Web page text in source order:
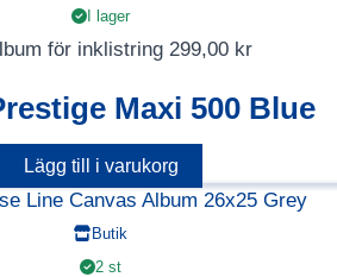
I lager
för inklistring 299,00 kr
Maxi 500 Blue
Lägg till i varukorg
Butik
2 st